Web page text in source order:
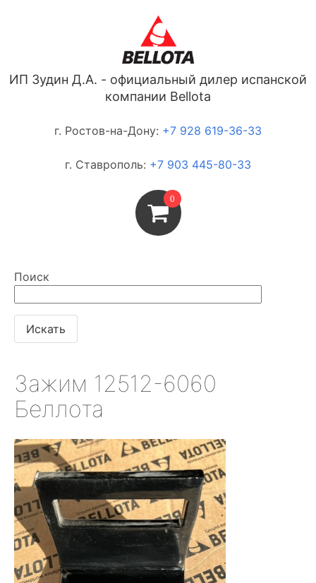
ИП Зудин Д.А. - официальный дилер испанской
компании Bellota
г. Ростов-на-Дону: +7 928 619-36-33
г. Ставрополь: +7 903 445-80-33
0
Поиск
Зажим 12512-6060
Беллота